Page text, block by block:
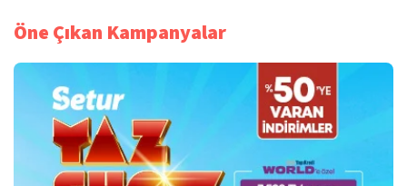
Öne Çıkan Kampanyalar